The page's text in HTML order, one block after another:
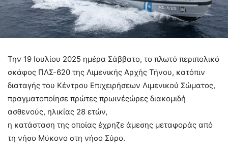
Την 19 Ιουλίου 2025 ημέρα Σάββατο, το πλωτό περιπολικό
σκάφος ΠΛΣ-620 της Λιμενικής Αρχής Τήνου, κατόπιν
διαταγής του Κέντρου Επιχειρήσεων Λιμενικού Σώματος,
πραγματοποίησε πρώτες πρωινέςώρες διακομιδή
ασθενούς, ηλικίας 28 ετών,
η κατάσταση της οποίας έχρηζε άμεσης μεταφοράς από
τη νήσο Μύκονο στη νήσο Σύρο.